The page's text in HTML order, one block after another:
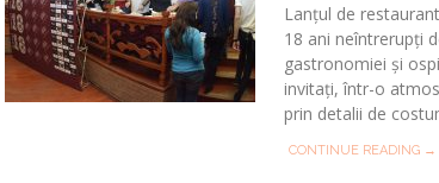
Lanțul de
18 ani neîntrerupți
gastronomiei și
invitați, într-o
prin detalii de
CONTINUE READING →